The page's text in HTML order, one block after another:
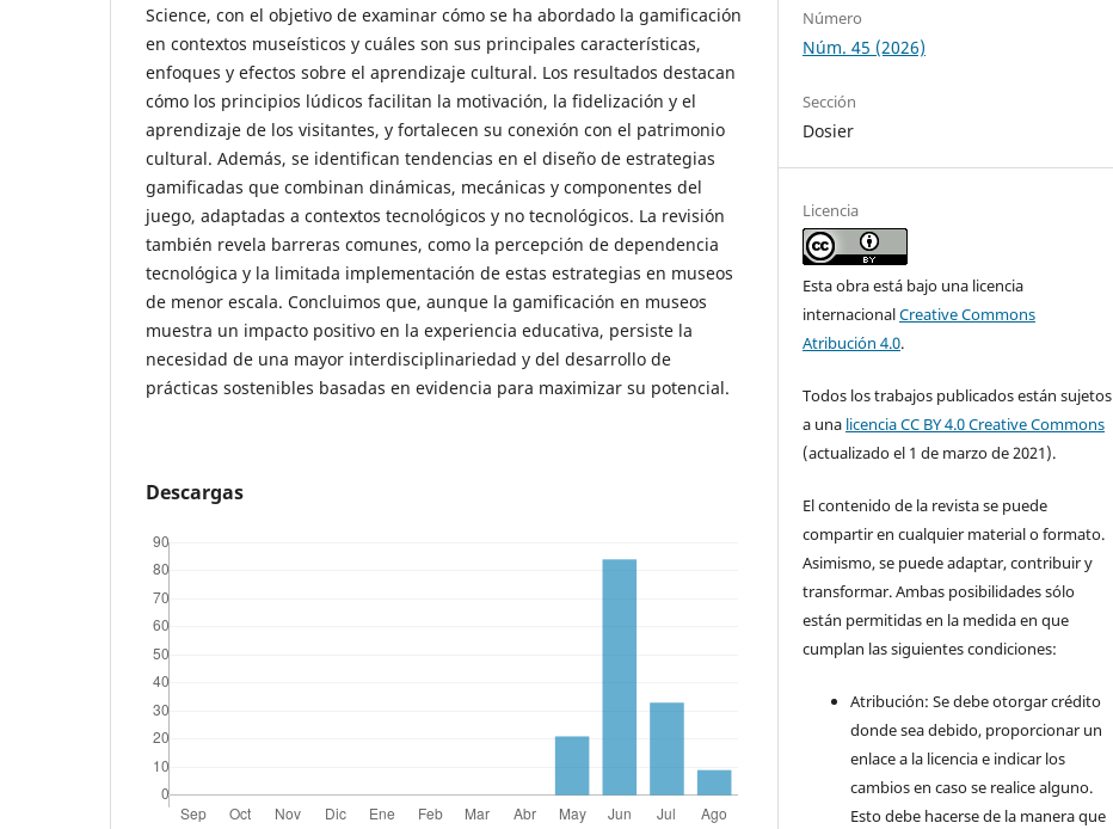
Science, con el objetivo de examinar cómo se ha abordado la gamificación
en contextos museísticos y cuáles son sus principales características,
enfoques y efectos sobre el aprendizaje cultural. Los resultados destacan
cómo los principios lúdicos facilitan la motivación, la fidelización y el
aprendizaje de los visitantes, y fortalecen su conexión con el patrimonio
cultural. Además, se identifican tendencias en el diseño de estrategias
gamificadas que combinan dinámicas, mecánicas y componentes del
juego, adaptadas a contextos tecnológicos y no tecnológicos. La revisión
también revela barreras comunes, como la percepción de dependencia
tecnológica y la limitada implementación de estas estrategias en museos
de menor escala. Concluimos que, aunque la gamificación en museos
muestra un impacto positivo en la experiencia educativa, persiste la
necesidad de una mayor interdisciplinariedad y del desarrollo de
prácticas sostenibles basadas en evidencia para maximizar su potencial.
Descargas
Número
Núm. 45 (2026)
Sección
Dosier
Licencia
Esta obra está bajo una licencia
internacionalCreative Commons
Atribución 4.0.
Todos los trabajos publicados están sujetos
a una licencia CC BY 4.0 Creative Commons
(actualizado el 1 de marzo de 2021).
El contenido de la revista se puede
compartir en cualquier material o formato.
Asimismo, se puede adaptar, contribuir y
transformar. Ambas posibilidades sólo
están permitidas en la medida en que
cumplan las siguientes condiciones:
Atribución: Se debe otorgar crédito
donde sea debido, proporcionar un
enlace a la licencia e indicar los
cambios en caso se realice alguno.
Esto debe hacerse de la manera que